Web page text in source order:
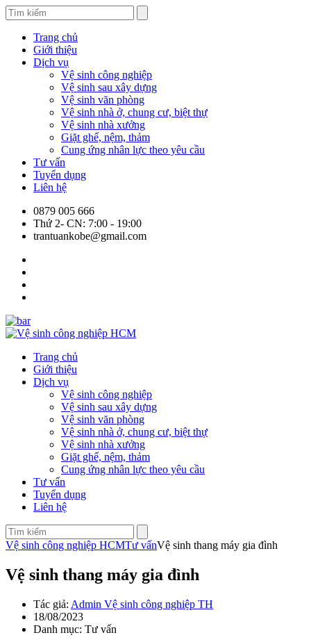
Trang chủ
Giới thiệu
Dịch vụ
Vệ sinh công nghiệp
Vệ sinh sau xây dựng
Vệ sinh văn phòng
Vệ sinh nhà ở, chung cư, biệt thự
Vệ sinh nhà xưởng
Giặt ghế, nệm, thảm
Cung ứng nhân lực theo yêu cầu
Tư vấn
Tuyển dụng
Liên hệ
0879 005 666
Thứ 2- CN: 7:00 - 19:00
trantuankobe@gmail.com
Trang chủ
Giới thiệu
Dịch vụ
Vệ sinh công nghiệp
Vệ sinh sau xây dựng
Vệ sinh văn phòng
Vệ sinh nhà ở, chung cư, biệt thự
Vệ sinh nhà xưởng
Giặt ghế, nệm, thảm
Cung ứng nhân lực theo yêu cầu
Tư vấn
Tuyển dụng
Liên hệ
Vệ sinh công nghiệp HCMTư vấnVệ sinh thang máy gia đình
Vệ sinh thang máy gia đình
Tác giả: Admin Vệ sinh công nghiệp TH
18/08/2023
Danh mục: Tư vấn